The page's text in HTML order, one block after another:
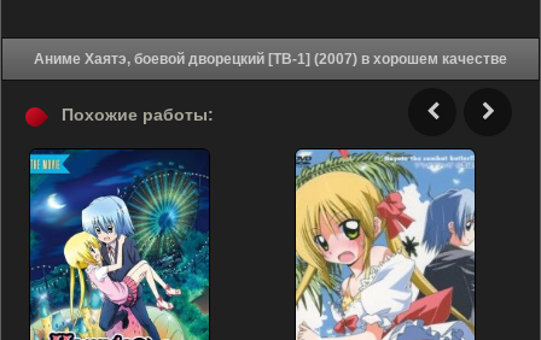
Аниме Хаятэ, боевой дворецкий [ТВ-1] (2007) в хорошем качестве
Похожие работы: